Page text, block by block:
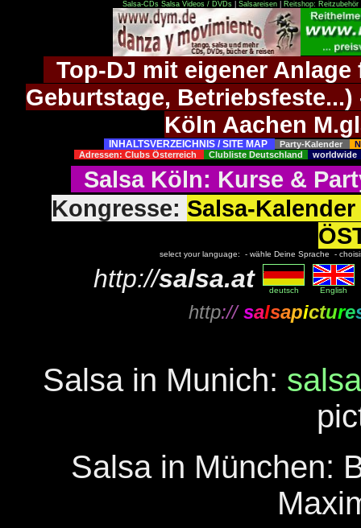
Salsa-CDs Salsa Videos / DVDs| Salsareisen| Reitshop:
Top-DJ mit eigener
Geburtstage,
Köln Aachen
INHALTSVERZEICHNIS / SITE MAP Party-Kalender
Adressen: Clubs Österreich
Clubliste Deutschland worldwide
Salsa Köln: Kurse &
Kongresse: Salsa-
select your language: - wähle Deine Sprache -
http://salsa.at deutsch English
http:// salsapicture
Salsa in Munich:
Salsa in München: